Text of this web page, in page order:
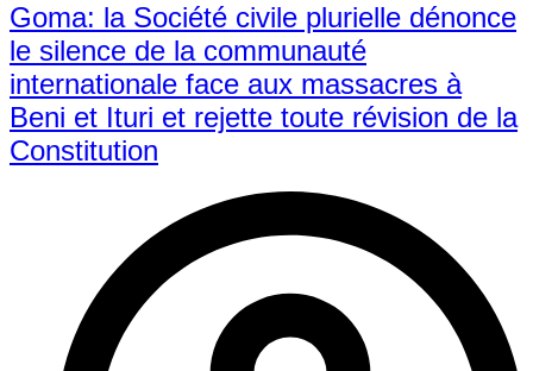
Goma: la Société civile plurielle dénonce
le silence de la communauté
internationale face aux massacres à
Beni et Ituri et rejette toute révision de la
Constitution